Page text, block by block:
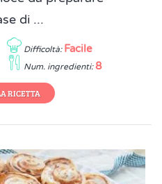
di ...
Difficoltà: Facile
Num. ingredienti: 8
RICETTA